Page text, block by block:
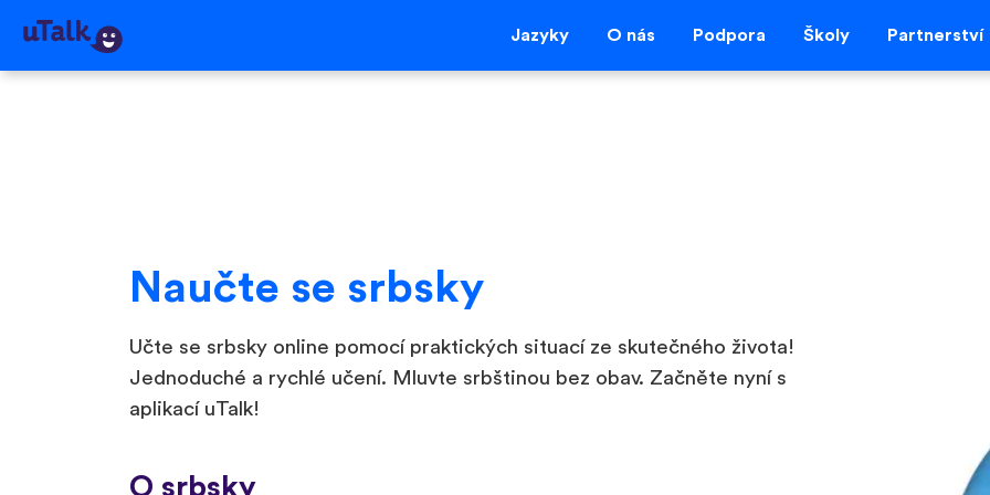
Jazyky O nás Podpora Školy Partnerství
Naučte se srbsky
Učte se srbsky online pomocí praktických situací ze skutečného života!
Jednoduché a rychlé učení. Mluvte srbštinou bez obav. Začněte nyní s
aplikací uTalk!
O srbsky